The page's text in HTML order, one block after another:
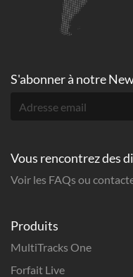
Produits
MultiTracks One
Forfait Live
S'abonner à notre
Vous rencontrez des
Voir les FAQs ou